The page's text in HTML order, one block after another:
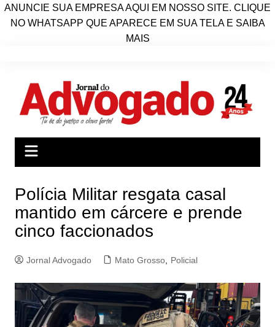
ANUNCIE SUA EMPRESA AQUI EM NOSSO SITE. CLIQUE
NO WHATSAPP QUE APARECE EM SUA TELA E SAIBA
MAIS
conteúdo
Polícia Militar resgata casal
mantido em cárcere e prende
cinco faccionados
Jornal Advogado Mato Grosso, Policial